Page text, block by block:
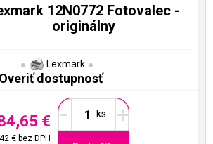
12N0772 Fotovalec -
originálny
Lexmark
Overiť dostupnosť
€
€bez DPH
- +